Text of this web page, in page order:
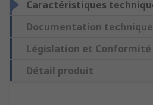
Caractéristiques
Documentation technique
Législation et Conformité
Détail produit